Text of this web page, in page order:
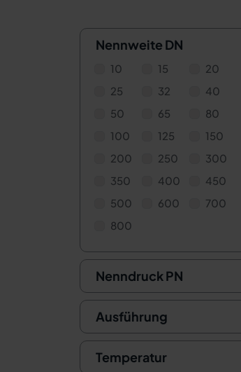
Nennweite DN
10 15
20
25
32
40
50
65
80
100
125
150
200
250
300
350
400
450
500
600
700
800
Nenndruck PN
Ausführung
Temperatur